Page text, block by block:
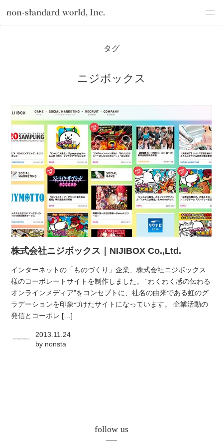
csr
works
shop
blog
recruit
atelier
contact
english
タグ
ニジボックス
株式会社ニジボックス｜NIJIBOX Co.,Ltd.
インターネットの「ものづくり」企業、株式会社ニジボックス
様のコーポレートサイトを制作しました。 “わくわく感の伝わる
オンラインメディア”をコンセプトに、社名の由来である虹のグ
ラデーションを印象づけたサイトになっています。 企業活動の
発信とコーポレ […]
2013.11.24
by nonsta
follow us